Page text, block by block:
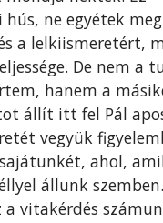
ne egyétek
a lelkiismeretért,
De nem a
hanem a
állít itt fel Pál
vegyük
ahol,
állunk
a vitakérdés